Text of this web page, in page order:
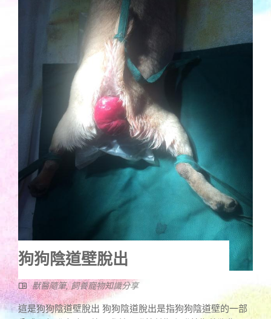
狗狗陰道壁脫出
獸醫隨筆,飼養寵物知識分享
這是狗狗陰道壁脫出 狗狗陰道脫出是指狗狗陰道壁的一部